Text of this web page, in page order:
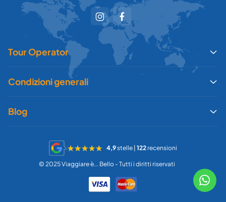
Tour Operator
Condizioni generali
Blog
4,9stelle | 122 recensioni
© 2025 Viaggiare è... Bello - Tutti i diritti riservati